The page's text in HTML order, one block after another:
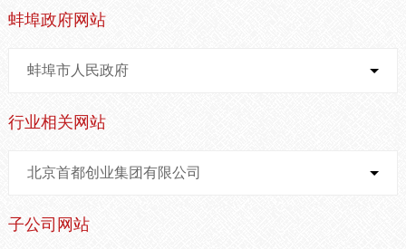
蚌埠政府网站
蚌埠市人民政府
行业相关网站
北京首都创业集团有限公司
子公司网站